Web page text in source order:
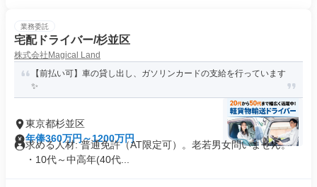
業務委託
宅配ドライバー/杉並区
株式会社Magical Land
【前払い可】車の貸し出し、ガソリンカードの支給を行っています
✨
東京都杉並区
年俸360万円～1200万円
求める人材: 普通免許（AT限定可）。老若男女問いません。
・10代～中高年(40代...